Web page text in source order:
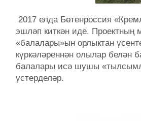
2017 елда Бөтенроссия
эшләп киткән иде.
«балалары»ын орлыктан
күркәләреннән олылар белән
балалары исә шушы
үстерделәр.